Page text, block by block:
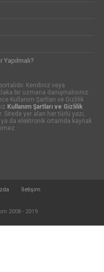
Yapılmalı?
Kendiniz veya
bir uzmana danışmalısınız.
Kullanım Şartları ve Gizlilik
Kullanım Şartları ve Gizlilik
Sitede yer alan her türlü yazı,
da elektronik ortamda kaynak
İletişim
2008 - 2019.